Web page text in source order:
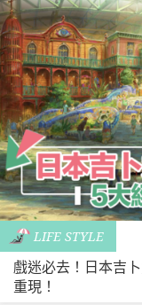
LIFE STYLE
戲迷必去！日本吉
重現！